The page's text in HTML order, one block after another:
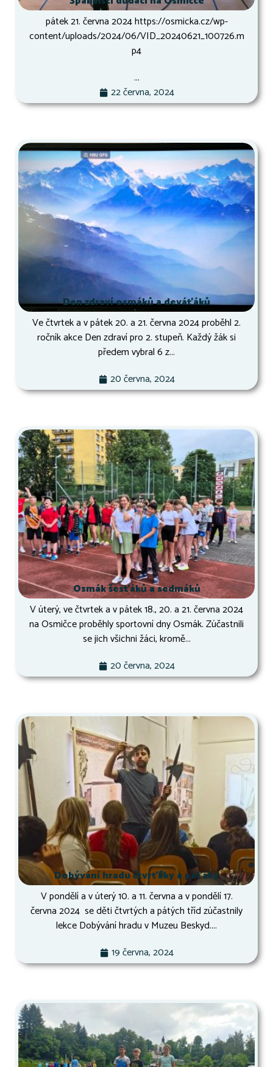
pátek 21. června 2024 https://osmicka.cz/wp-
content/uploads/2024/06/VID_20240621_100726.m
p4
...
22 června, 2024
Den zdraví osmáků a deváťáků
Ve čtvrtek a v pátek 20. a 21. června 2024 proběhl 2.
ročník akce Den zdraví pro 2. stupeň. Každý žák si
předem vybral 6 z...
20 června, 2024
Osmák šesťáků a sedmáků
V úterý, ve čtvrtek a v pátek 18., 20. a 21. června 2024
na Osmičce proběhly sportovní dny Osmák. Zúčastnili
se jich všichni žáci, kromě...
20 června, 2024
Dobývání hradu čtvrťáky a páťáky
V pondělí a v úterý 10. a 11. června a v pondělí 17.
června 2024 se děti čtvrtých a pátých tříd zúčastnily
lekce Dobývání hradu v Muzeu Beskyd....
19 června, 2024